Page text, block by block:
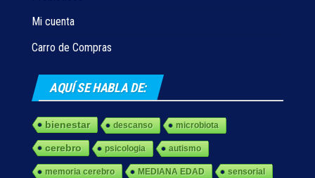
Mi cuenta
Carro de Compras
AQUÍ SE HABLA DE:
bienestar descanso microbiota
cerebro psicologia autismo
memoria cerebro MEDIANA EDAD sensorial